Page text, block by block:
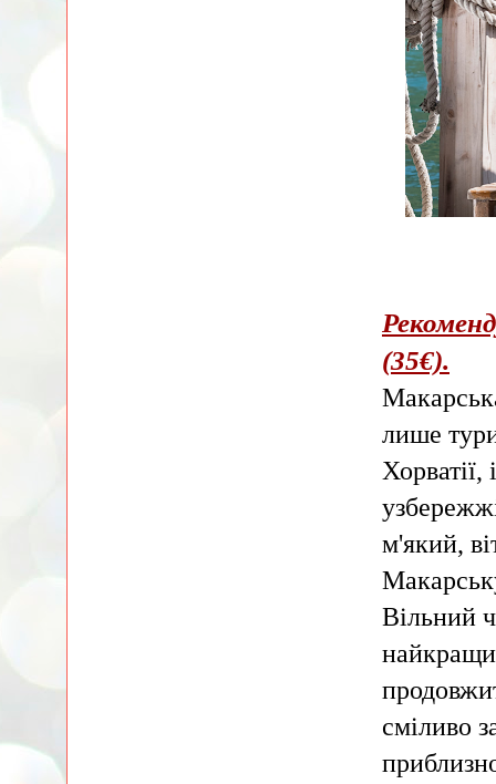
(35€).
лише
м'який,
Вільний
сміливо